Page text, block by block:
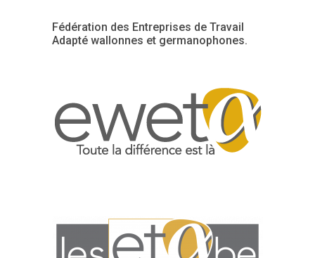
Fédération des Entreprises de Travail
Adapté wallonnes et germanophones.